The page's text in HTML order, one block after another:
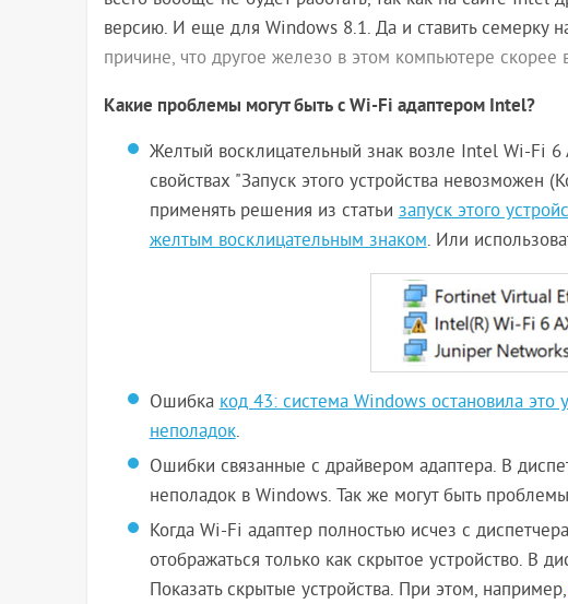
версию. И еще для Windows 8.1. Да и ставить семерку
причине, что другое железо в этом компьютере скорее
Какие проблемы могут быть с Wi-Fi адаптером Intel?
Желтый восклицательный знак возле Intel Wi-Fi 6
свойствах "Запуск этого устройства невозможен
применять решения из статьизапуск этого
желтым восклицательным знаком. Или
Ошибкакод 43: система Windows остановила это
неполадок.
Ошибки связанные с драйвером адаптера. В
неполадок в Windows. Так же могут быть
Когда Wi-Fi адаптер полностью исчез с
отображаться только как скрытое устройство. В
Показать скрытые устройства. При этом,